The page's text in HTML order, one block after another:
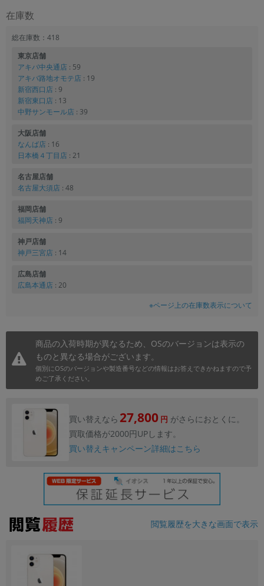
在庫数
総在庫数：418
東京店舗
アキバ中央通店 : 59
アキバ路地オモテ店 : 19
新宿西口店 : 9
新宿東口店 : 13
中野サンモール店 : 39
大阪店舗
なんば店 : 16
日本橋４丁目店 : 21
名古屋店舗
名古屋大須店 : 48
福岡店舗
福岡天神店 : 9
神戸店舗
神戸三宮店 : 14
広島店舗
広島本通店 : 20
※ページ上の在庫数表示について
商品の入荷時期が異なるため、OSのバージョンは表示の
ものと異なる場合がございます。
個別にOSのバージョンや製造番号などの情報はお答えできかねますので予
めご了承ください。
買い替えなら 27,800 円 がさらにおとくに。
買取価格が2000円UPします。
買い替えキャンペーン詳細はこちら
閲覧履歴を大きな画面で表示